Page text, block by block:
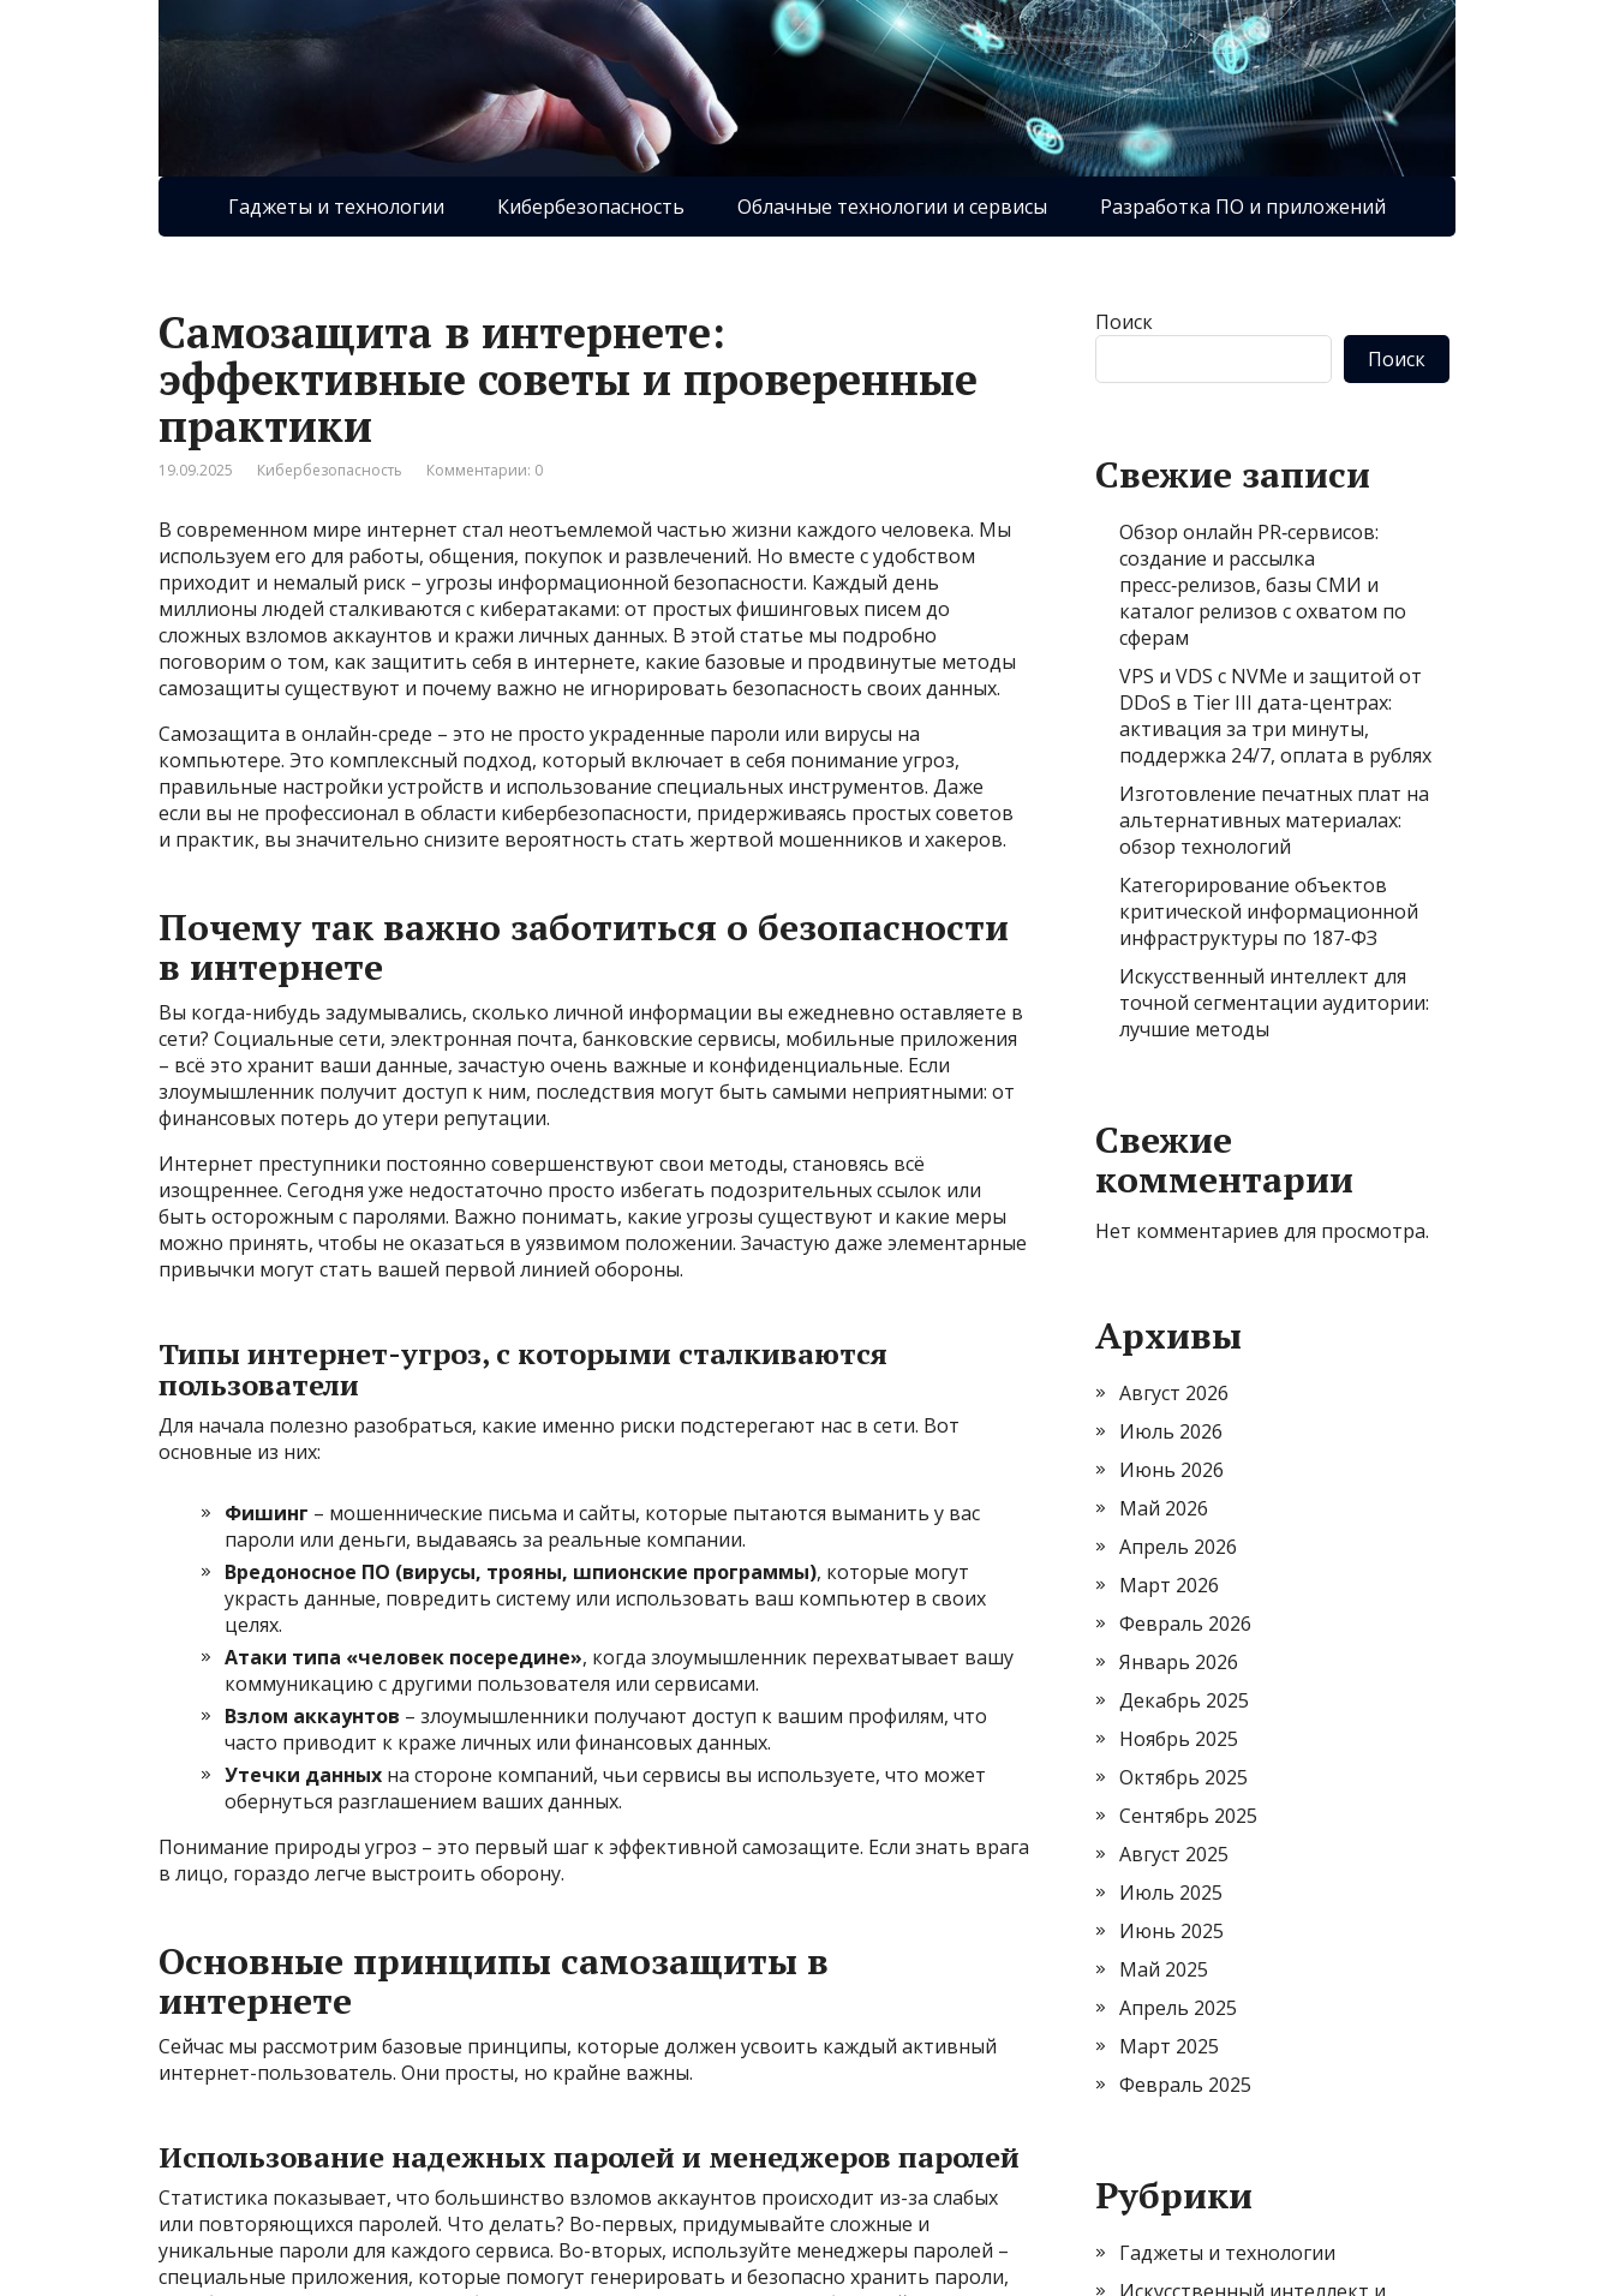
Гаджеты и технологии Кибербезопасность Облачные технологии и сервисы Разработка ПО и приложений
Самозащита в интернете:
эффективные советы и проверенные
практики
19.09.2025 Кибербезопасность Комментарии: 0
В современном мире интернет стал неотъемлемой частью жизни каждого человека. Мы
используем его для работы, общения, покупок и развлечений. Но вместе с удобством
приходит и немалый риск – угрозы информационной безопасности. Каждый день
миллионы людей сталкиваются с кибератаками: от простых фишинговых писем до
сложных взломов аккаунтов и кражи личных данных. В этой статье мы подробно
поговорим о том, как защитить себя в интернете, какие базовые и продвинутые методы
самозащиты существуют и почему важно не игнорировать безопасность своих данных.
Самозащита в онлайн-среде – это не просто украденные пароли или вирусы на
компьютере. Это комплексный подход, который включает в себя понимание угроз,
правильные настройки устройств и использование специальных инструментов. Даже
если вы не профессионал в области кибербезопасности, придерживаясь простых советов
и практик, вы значительно снизите вероятность стать жертвой мошенников и хакеров.
Почему так важно заботиться о безопасности
в интернете
Вы когда-нибудь задумывались, сколько личной информации вы ежедневно оставляете в
сети? Социальные сети, электронная почта, банковские сервисы, мобильные приложения
– всё это хранит ваши данные, зачастую очень важные и конфиденциальные. Если
злоумышленник получит доступ к ним, последствия могут быть самыми неприятными: от
финансовых потерь до утери репутации.
Интернет преступники постоянно совершенствуют свои методы, становясь всё
изощреннее. Сегодня уже недостаточно просто избегать подозрительных ссылок или
быть осторожным с паролями. Важно понимать, какие угрозы существуют и какие меры
можно принять, чтобы не оказаться в уязвимом положении. Зачастую даже элементарные
привычки могут стать вашей первой линией обороны.
Типы интернет-угроз, с которыми сталкиваются
пользователи
Для начала полезно разобраться, какие именно риски подстерегают нас в сети. Вот
основные из них:
Фишинг – мошеннические письма и сайты, которые пытаются выманить у вас
пароли или деньги, выдаваясь за реальные компании.
Вредоносное ПО (вирусы, трояны, шпионские программы), которые могут
украсть данные, повредить систему или использовать ваш компьютер в своих
целях.
Атаки типа «человек посередине», когда злоумышленник перехватывает вашу
коммуникацию с другими пользователя или сервисами.
Взлом аккаунтов – злоумышленники получают доступ к вашим профилям, что
часто приводит к краже личных или финансовых данных.
Утечки данных на стороне компаний, чьи сервисы вы используете, что может
обернуться разглашением ваших данных.
Понимание природы угроз – это первый шаг к эффективной самозащите. Если знать врага
в лицо, гораздо легче выстроить оборону.
Основные принципы самозащиты в
интернете
Сейчас мы рассмотрим базовые принципы, которые должен усвоить каждый активный
интернет-пользователь. Они просты, но крайне важны.
Использование надежных паролей и менеджеров паролей
Статистика показывает, что большинство взломов аккаунтов происходит из-за слабых
или повторяющихся паролей. Что делать? Во-первых, придумывайте сложные и
уникальные пароли для каждого сервиса. Во-вторых, используйте менеджеры паролей –
специальные приложения, которые помогут генерировать и безопасно хранить пароли,
Поиск
Поиск
Свежие записи
Обзор онлайн PR‑сервисов:
создание и рассылка
пресс‑релизов, базы СМИ и
каталог релизов с охватом по
сферам
VPS и VDS с NVMe и защитой от
DDoS в Tier III дата-центрах:
активация за три минуты,
поддержка 24/7, оплата в рублях
Изготовление печатных плат на
альтернативных материалах:
обзор технологий
Категорирование объектов
критической информационной
инфраструктуры по 187-ФЗ
Искусственный интеллект для
точной сегментации аудитории:
лучшие методы
Свежие
комментарии
Нет комментариев для просмотра.
Архивы
Август 2026
Июль 2026
Июнь 2026
Май 2026
Апрель 2026
Март 2026
Февраль 2026
Январь 2026
Декабрь 2025
Ноябрь 2025
Октябрь 2025
Сентябрь 2025
Август 2025
Июль 2025
Июнь 2025
Май 2025
Апрель 2025
Март 2025
Февраль 2025
Рубрики
Гаджеты и технологии